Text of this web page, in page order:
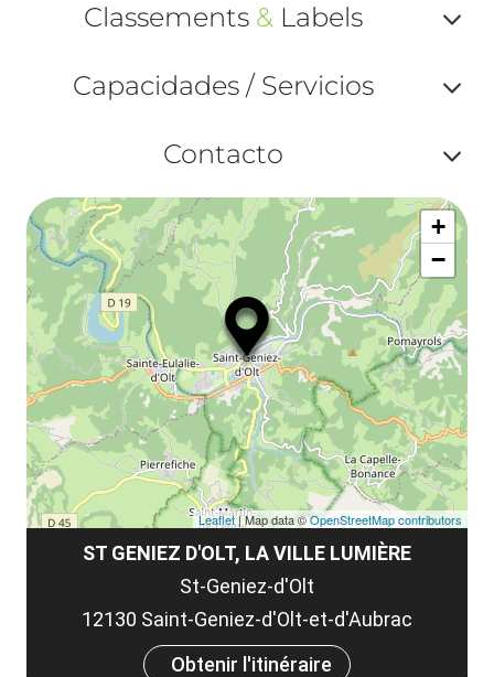
Classements &Labels
ou
Capacidades / Servicios
ou
Contacto
ou
ST GENIEZ D'OLT, LA VILLE LUMIÈRE
St-Geniez-d'Olt
12130 Saint-Geniez-d'Olt-et-d'Aubrac
Obtenir l'itinéraire
+
−
Leaflet| Map data ©OpenStreetMap contributors